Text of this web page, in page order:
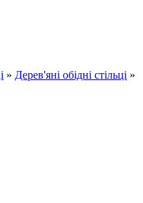
» Дерев'яні обідні стільці »